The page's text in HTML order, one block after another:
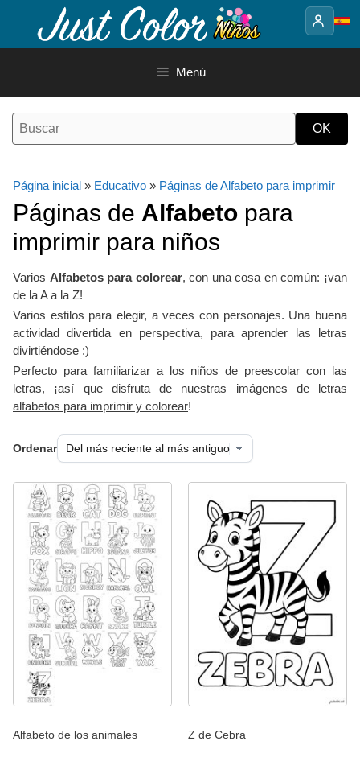
contenido
Menú
Página inicial » Educativo » Páginas de Alfabeto para imprimir
Páginas de Alfabeto para
imprimir para niños
Varios Alfabetos para colorear, con una cosa en común: ¡van
de la A a la Z!
Varios estilos para elegir, a veces con personajes. Una buena
actividad divertida en perspectiva, para aprender las letras
divirtiéndose :)
Perfecto para familiarizar a los niños de preescolar con las
letras, ¡así que disfruta de nuestras imágenes de letras
alfabetos para imprimir y colorear!
Ordenar
Alfabeto de los animales Z de Cebra